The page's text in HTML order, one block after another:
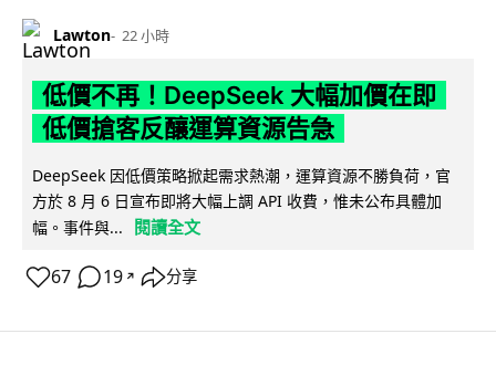
Lawton 22 小時
低價不再！DeepSeek 大幅加價在即
低價搶客反釀運算資源告急
DeepSeek 因低價策略掀起需求熱潮，運算資源不勝負荷，官
方於 8 月 6 日宣布即將大幅上調 API 收費，惟未公布具體加
幅。事件與...
閱讀全文
67 19 ↗ 分享